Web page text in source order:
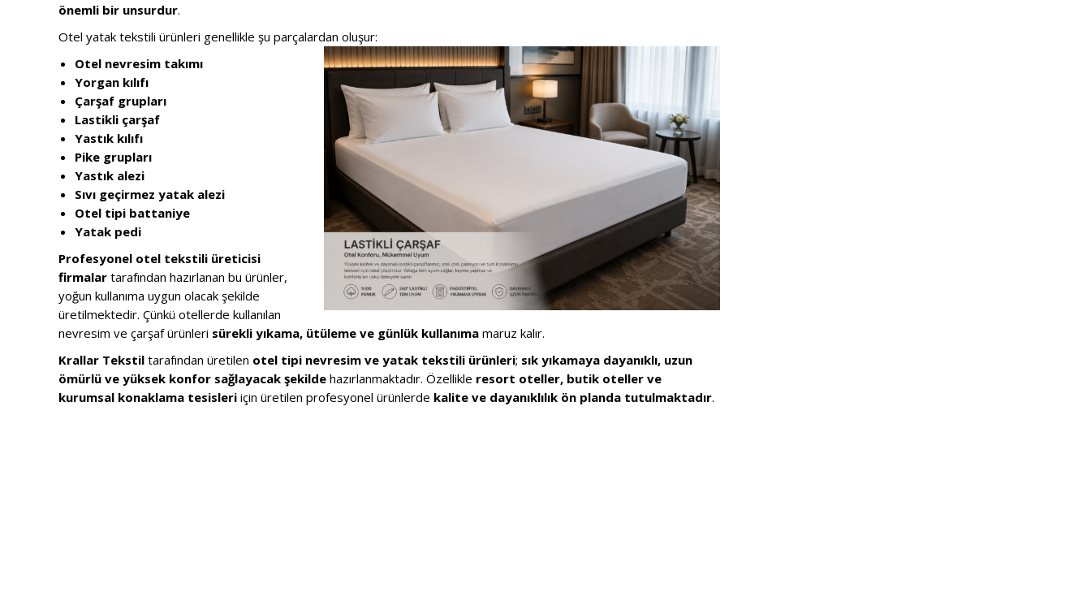
önemli bir unsurdur.
Otel yatak tekstili ürünleri genellikle şu parçalardan oluşur:
Otel nevresim takımı
Yorgan kılıfı
Çarşaf grupları
Lastikli çarşaf
Yastık kılıfı
Pike grupları
Yastık alezi
Sıvı geçirmez yatak alezi
Otel tipi battaniye
Yatak pedi
Profesyonel otel tekstili üreticisi
firmalar tarafından hazırlanan bu ürünler,
yoğun kullanıma uygun olacak şekilde
üretilmektedir. Çünkü otellerde kullanılan
nevresim ve çarşaf ürünleri sürekli yıkama, ütüleme ve günlük kullanıma maruz kalır.
Krallar Tekstil tarafından üretilen otel tipi nevresim ve yatak tekstili ürünleri; sık yıkamaya dayanıklı, uzun
ömürlü ve yüksek konfor sağlayacak şekilde hazırlanmaktadır. Özellikle resort oteller, butik oteller ve
kurumsal konaklama tesisleri için üretilen profesyonel ürünlerde kalite ve dayanıklılık ön planda tutulmaktadır.